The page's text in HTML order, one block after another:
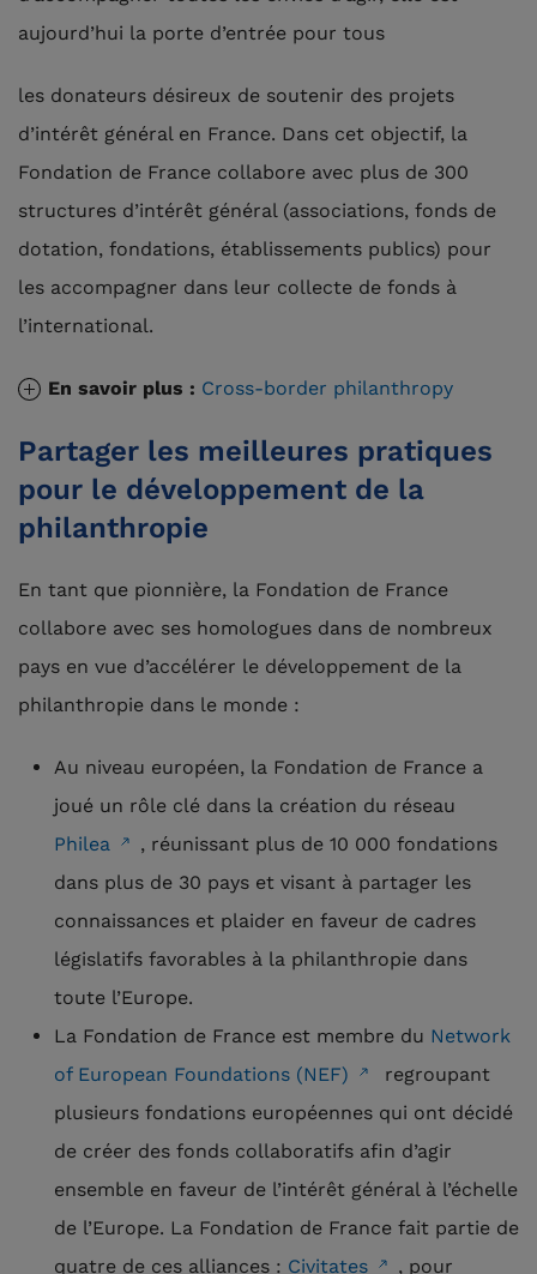
aujourd’hui la porte d’entrée pour tous
les donateurs désireux de soutenir des projets
d’intérêt général en France. Dans cet objectif, la
Fondation de France collabore avec plus de 300
structures d’intérêt général (associations, fonds de
dotation, fondations, établissements publics) pour
les accompagner dans leur collecte de fonds à
l’international.
En savoir plus : Cross-border philanthropy
Partager les meilleures pratiques
pour le développement de la
philanthropie
En tant que pionnière, la Fondation de France
collabore avec ses homologues dans de nombreux
pays en vue d’accélérer le développement de la
philanthropie dans le monde :
Au niveau européen, la Fondation de France a
joué un rôle clé dans la création du réseau
Philea
, réunissant plus de 10 000 fondations
dans plus de 30 pays et visant à partager les
connaissances et plaider en faveur de cadres
législatifs favorables à la philanthropie dans
toute l’Europe.
La Fondation de France est membre du Network
of European Foundations (NEF)
regroupant
plusieurs fondations européennes qui ont décidé
de créer des fonds collaboratifs afin d’agir
ensemble en faveur de l’intérêt général à l’échelle
de l’Europe. La Fondation de France fait partie de
quatre de ces alliances : Civitates , pour